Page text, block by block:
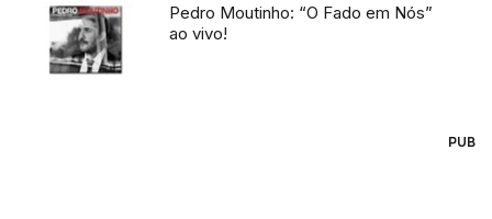
Pedro Moutinho: “O Fado em Nós”
ao vivo!
PUB